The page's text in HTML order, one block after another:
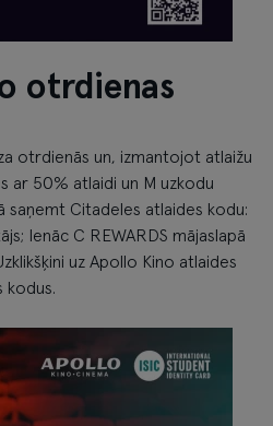
otrdienas
otrdienās un, izmantojot atlaižu
ar 50% atlaidi un M uzkodu
saņemt Citadeles atlaides kodu:
Ienāc C REWARDS mājaslapā
uz Apollo Kino atlaides
kodus.